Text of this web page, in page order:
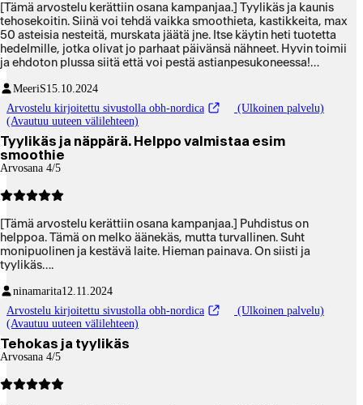
[Tämä arvostelu kerättiin osana kampanjaa.] Tyylikäs ja kaunis
tehosekoitin. Siinä voi tehdä vaikka smoothieta, kastikkeita, max
50 asteisia nesteitä, murskata jäätä jne. Itse käytin heti tuotetta
hedelmille, jotka olivat jo parhaat päivänsä nähneet. Hyvin toimii
ja ehdoton plussa siitä että voi pestä astianpesukoneessa!
Suosittelen tuotetta! Itse smoothien ystävänä sanon että on
täydellinen jokapäiväiseen käyttöön.
MeeriS15.10.2024
Arvostelu kirjoitettu sivustolla obh-nordica
(Ulkoinen palvelu)
(Avautuu uuteen välilehteen)
Tyylikäs ja näppärä. Helppo valmistaa esim
smoothie
Arvosana 4/5
[Tämä arvostelu kerättiin osana kampanjaa.] Puhdistus on
helppoa. Tämä on melko äänekäs, mutta turvallinen. Suht
monipuolinen ja kestävä laite. Hieman painava. On siisti ja
tyylikäs….
ninamarita12.11.2024
Arvostelu kirjoitettu sivustolla obh-nordica
(Ulkoinen palvelu)
(Avautuu uuteen välilehteen)
Tehokas ja tyylikäs
Arvosana 4/5